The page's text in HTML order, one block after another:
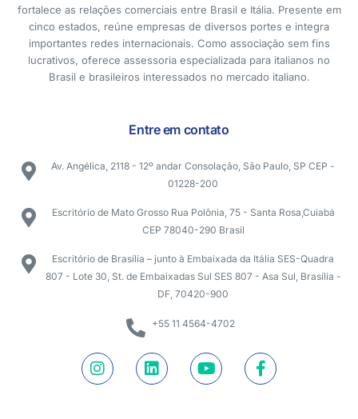
fortalece as relações comerciais entre Brasil e Itália. Presente em
cinco estados, reúne empresas de diversos portes e integra
importantes redes internacionais. Como associação sem fins
lucrativos, oferece assessoria especializada para italianos no
Brasil e brasileiros interessados no mercado italiano.
Entre em contato
Av. Angélica, 2118 - 12º andar Consolação, São Paulo, SP CEP -
01228-200
Escritório de Mato Grosso Rua Polônia, 75 - Santa Rosa,Cuiabá
CEP 78040-290 Brasil
Escritório de Brasília – junto à Embaixada da Itália SES-Quadra
807 - Lote 30, St. de Embaixadas Sul SES 807 - Asa Sul, Brasília -
DF, 70420-900
+55 11 4564-4702